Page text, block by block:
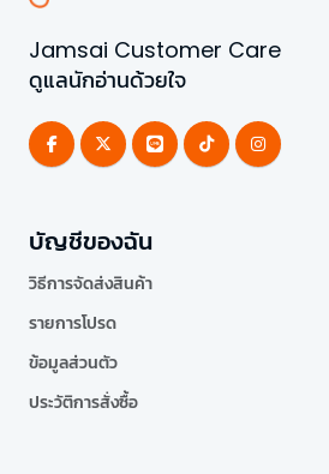
Jamsai Customer Care
ดูแลนักอ่านด้วยใจ
บัญชีของฉัน
วิธีการจัดส่งสินค้า
รายการโปรด
ข้อมูลส่วนตัว
ประวัติการสั่งซื้อ